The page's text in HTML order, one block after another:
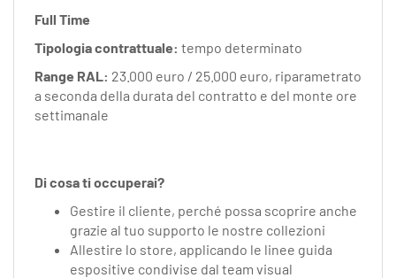
Full Time
Tipologia contrattuale: tempo determinato
Range RAL: 23.000 euro / 25.000 euro, riparametrato
a seconda della durata del contratto e del monte ore
settimanale
Di cosa ti occuperai?
Gestire il cliente, perché possa scoprire anche
grazie al tuo supporto le nostre collezioni
Allestire lo store, applicando le linee guida
espositive condivise dal team visual